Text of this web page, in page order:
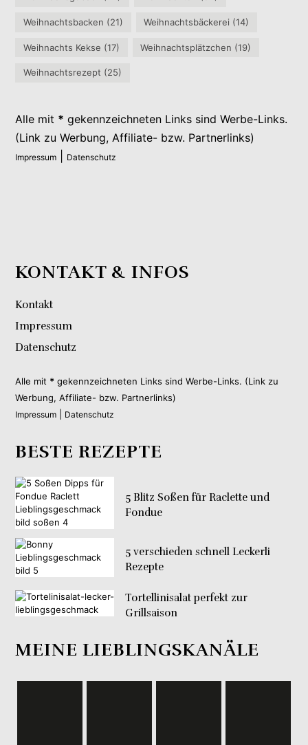
Weihnachtsbacken (21) Weihnachtsbäckerei (14)
Weihnachts Kekse (17) Weihnachtsplätzchen (19)
Weihnachtsrezept (25)
Alle mit * gekennzeichneten Links sind Werbe-Links.
(Link zu Werbung, Affiliate- bzw. Partnerlinks)
Impressum Datenschutz
KONTAKT & INFOS
Kontakt
Impressum
Datenschutz
Alle mit * gekennzeichneten Links sind Werbe-Links. (Link zu
Werbung, Affiliate- bzw. Partnerlinks)
Impressum Datenschutz
BESTE REZEPTE
5 Blitz Soßen für Raclette und
Fondue
5 verschieden schnell Leckerli
Rezepte
Tortellinisalat perfekt zur
Grillsaison
MEINE LIEBLINGSKANÄLE